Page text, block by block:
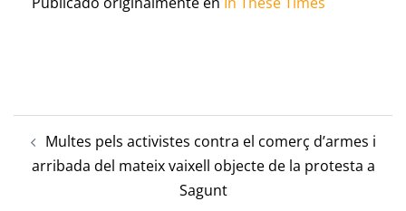
Multes pels activistes contra el comerç d’armes i
arribada del mateix vaixell objecte de la protesta a
Sagunt